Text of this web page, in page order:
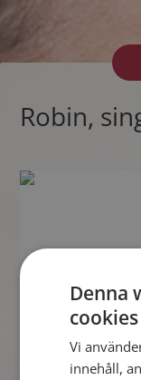
Robin,
Denna
cookies
Vi
innehåll,